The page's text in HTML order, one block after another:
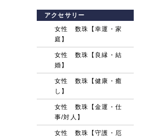
アクセサリー
女性 数珠【幸運・家
庭】
女性 数珠【良縁・結
婚】
女性 数珠【健康・癒
し】
女性 数珠【金運・仕
事/対人】
女性 数珠【守護・厄